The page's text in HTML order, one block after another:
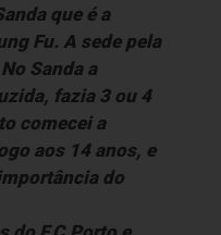
que é a
Fu. A sede pela
Sanda a
fazia 3 ou 4
comecei a
aos 14 anos, e
do